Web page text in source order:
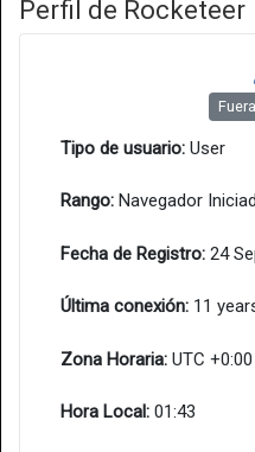
Perfil de Rocketeer
Tipo de usuario: User
Rango: Navegador
Fecha de Registro: 24
Última conexión: 11
Zona Horaria: UTC +0:00
Hora Local: 01:43